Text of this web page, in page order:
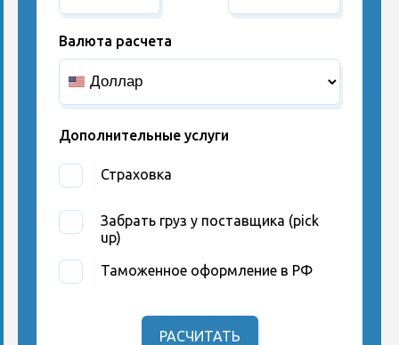
Валюта расчета
Дополнительные услуги
Страховка
Забрать груз у поставщика (pick
up)
Таможенное оформление в РФ
РАСЧИТАТЬ